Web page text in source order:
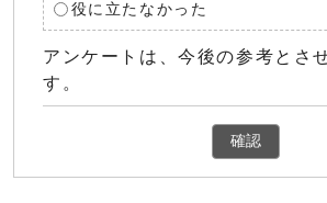
役に立たなかった
アンケートは、今後の参考とさ
す。
確認